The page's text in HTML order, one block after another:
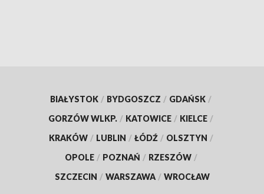
BIAŁYSTOK / BYDGOSZCZ / GDAŃSK /
GORZÓW WLKP. / KATOWICE / KIELCE /
KRAKÓW / LUBLIN / ŁÓDŹ / OLSZTYN /
OPOLE / POZNAŃ / RZESZÓW /
SZCZECIN / WARSZAWA / WROCŁAW